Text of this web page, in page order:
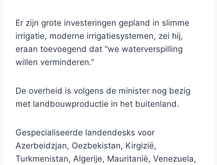
Er zijn grote investeringen gepland in slimme
irrigatie, moderne irrigatiesystemen, zei hij,
eraan toevoegend dat “we waterverspilling
willen verminderen.”
De overheid is volgens de minister nog bezig
met landbouwproductie in het buitenland.
Gespecialiseerde landendesks voor
Azerbeidzjan, Oezbekistan, Kirgizië,
Turkmenistan, Algerije, Mauritanië, Venezuela,